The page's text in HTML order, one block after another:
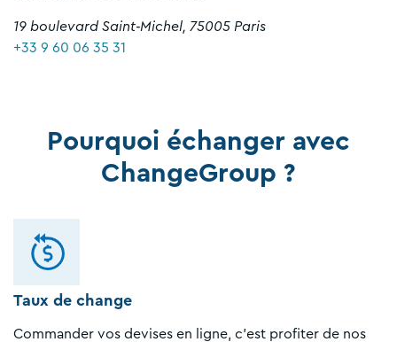
19 boulevard Saint‑Michel, 75005 Paris
+33 9 60 06 35 31
Pourquoi échanger avec
ChangeGroup ?
Taux de change
Commander vos devises en ligne, c’est profiter de nos